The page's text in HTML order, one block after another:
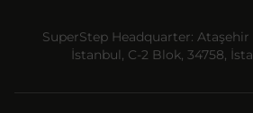
SuperStep Headquarter: Ataşehir
İstanbul, C-2 Blok, 34758,